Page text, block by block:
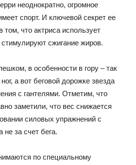
неоднократно, огромное
спорт. И ключевой секрет ее
что актриса использует
сжигание жиров.
в особенности в гору – так
а вот беговой дорожке звезда
с гантелями. Отметим, что
заметили, что вес снижается
силовых упражнений с
не за счет бега.
по специальному